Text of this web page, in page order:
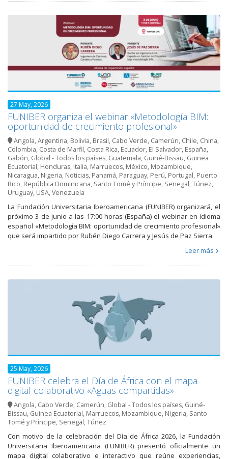
27 May, 2026
FUNIBER organiza el webinar «Metodología BIM:
oportunidad de crecimiento profesional»
Angola,Argentina, Bolivia, Brasil, Cabo Verde, Camerún, Chile, China,
Colombia, Costa de Marfil, Costa Rica, Ecuador, El Salvador, España,
Gabón, Global - Todos los países, Guatemala, Guiné-Bissau, Guinea
Ecuatorial, Honduras, Italia, Marruecos, México, Mozambique,
Nicaragua, Nigeria, Noticias, Panamá, Paraguay, Perú, Portugal, Puerto
Rico, República Dominicana, Santo Tomé y Príncipe, Senegal,Túnez,
Uruguay, USA,Venezuela
La Fundación Universitaria Iberoamericana (FUNIBER) organizará, el
próximo 3 de junio a las 17:00 horas (España) el webinar en idioma
español «Metodología BIM: oportunidad de crecimiento profesional»
que será impartido por Rubén Diego Carrera y Jesús de Paz Sierra.
Leer más
25 May, 2026
FUNIBER celebra el Día de África con el mapa
digital colaborativo «Aguas compartidas»
Angola, Cabo Verde, Camerún, Global - Todos los países, Guiné-
Bissau, Guinea Ecuatorial, Marruecos, Mozambique, Nigeria, Santo
Tomé y Príncipe, Senegal,Túnez
Con motivo de la celebración del Día de África 2026, la Fundación
Universitaria Iberoamericana (FUNIBER) presentó oficialmente un
mapa digital colaborativo e interactivo que reúne experiencias,